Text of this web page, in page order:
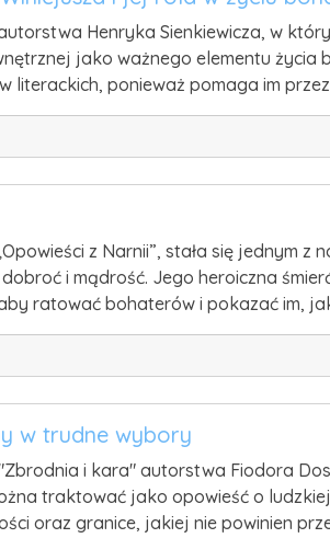
Henryka Sienkiewicza, w
jako ważnego elementu
ponieważ pomaga im
z Narnii”, stała się jednym
i mądrość. Jego heroiczna
ratować bohaterów i pokazać im,
w trudne wybory
i kara" autorstwa Fiodora
traktować jako opowieść o
oraz granice, jakiej nie powinien